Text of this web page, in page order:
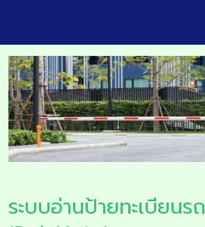
ระบบอ่านป้ายทะเบียนรถ